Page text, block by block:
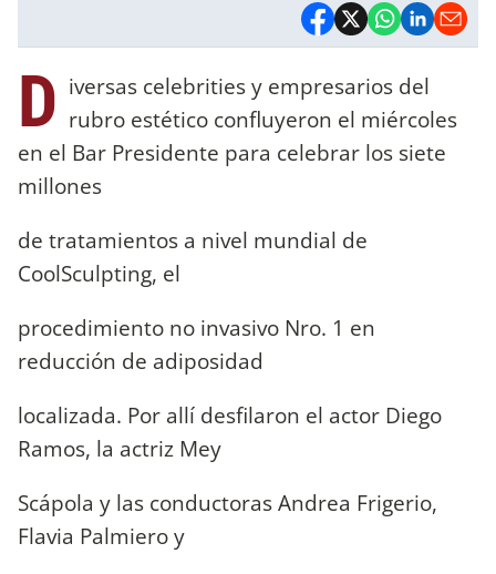
D iversas celebrities y empresarios del
rubro estético confluyeron el miércoles
en el Bar Presidente para celebrar los siete
millones
de tratamientos a nivel mundial de
CoolSculpting, el
procedimiento no invasivo Nro. 1 en
reducción de adiposidad
localizada. Por allí desfilaron el actor Diego
Ramos, la actriz Mey
Scápola y las conductoras Andrea Frigerio,
Flavia Palmiero y